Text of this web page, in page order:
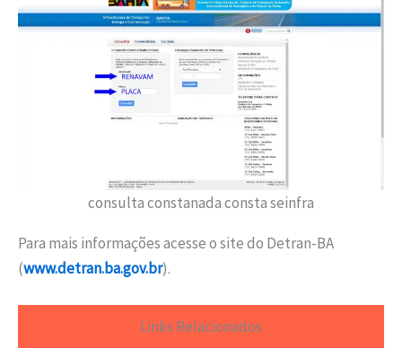
consulta constanada consta seinfra
Para mais informações acesse o site do Detran-BA
(www.detran.ba.gov.br).
Links Relacionados